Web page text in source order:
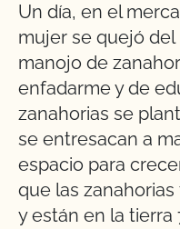
Un día, en el
mujer se quejó
manojo de
enfadarme y de
zanahorias se
se entresacan a
espacio para
que las
y están en la tierra